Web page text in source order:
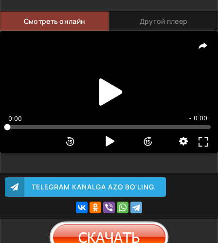
Смотреть онлайн Другой плеер
0:00 - 0:00
TELEGRAM KANALGA AZO BO'LING.